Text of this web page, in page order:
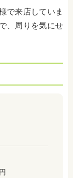
で来店していま
、周りを気にせ